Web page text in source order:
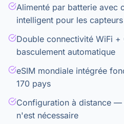
Alimenté par batterie avec
intelligent pour les
Double connectivité WiFi +
basculement automatique
eSIM mondiale intégrée
170 pays
Configuration à distance —
n'est nécessaire